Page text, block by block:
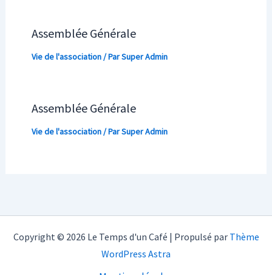
Assemblée Générale
Vie de l'association/ ParSuper Admin
Assemblée Générale
Vie de l'association/ ParSuper Admin
Copyright © 2026 Le Temps d'un Café | Propulsé par Thème
WordPress Astra